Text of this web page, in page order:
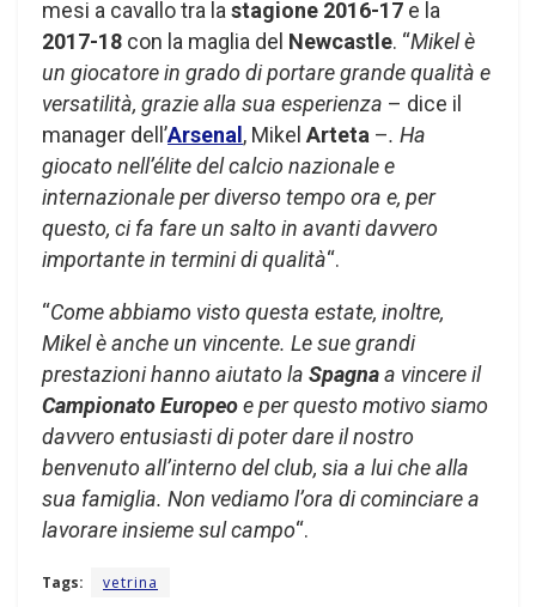
mesi a cavallo tra la stagione 2016-17 e la
2017-18 con la maglia del Newcastle. “Mikel è
un giocatore in grado di portare grande qualità e
versatilità, grazie alla sua esperienza – dice il
manager dell’Arsenal, Mikel Arteta –. Ha
giocato nell’élite del calcio nazionale e
internazionale per diverso tempo ora e, per
questo, ci fa fare un salto in avanti davvero
importante in termini di qualità“.
“Come abbiamo visto questa estate, inoltre,
Mikel è anche un vincente. Le sue grandi
prestazioni hanno aiutato la Spagnaa vincere il
Campionato Europeoe per questo motivo siamo
davvero entusiasti di poter dare il nostro
benvenuto all’interno del club, sia a lui che alla
sua famiglia. Non vediamo l’ora di cominciare a
lavorare insieme sul campo“.
Tags: vetrina